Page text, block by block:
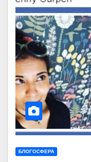
БЛОГОСФЕРА